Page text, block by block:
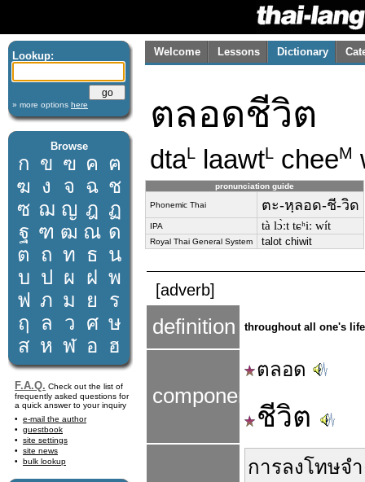
Lookup:
» more options here
Browse
ก ข ฃ ค ฅ
ฆ ง จ ฉ ช
ซ ฌ ญ ฎ ฏ
ฐ ฑ ฒ ณ ด
ต ถ ท ธ น
บ ป ผ ฝ พ
ฟ ภ ม ย
ร
ฤ
ล ว ศ ษ
ส ห ฬ อ ฮ
F.A.Q. Check out the list of
frequently asked questions for
a quick answer to your inquiry
e-mail the author
guestbook
site settings
site news
bulk lookup
Welcome Lessons Dictionary
ตลอดชีวิต
dtaL laawtL cheeM
pronunciation guide
Phonemic Thai ตะ-หฺลอด-ชี-วิด
IPA tà lɔ̀ːt tɕʰiː wít
Royal Thai General System talot chiwit
[adverb]
definition throughout all one's life
components
ตลอด
ชีวิต
การลงโทษจ